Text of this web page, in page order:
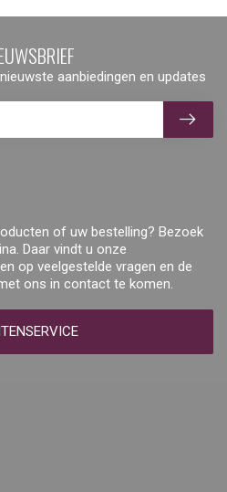
of uw bestelling? Bezoek
Daar vindt u onze
op veelgestelde vragen en de
ons in contact te komen.
aanbiedingen en updates